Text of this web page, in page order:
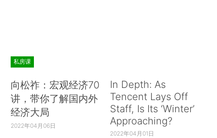
私房课
向松祚：宏观经济70
讲，带你了解国内外
经济大局
2022年04月06日
In Depth: As
Tencent Lays Off
Staff, Is Its ‘Winter’
Approaching?
2022年04月01日